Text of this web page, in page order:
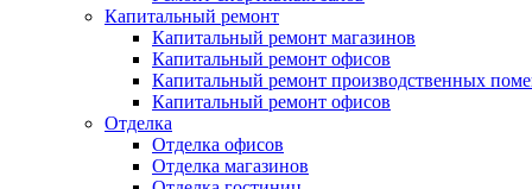
Капитальный ремонт
Капитальный ремонт магазинов
Капитальный ремонт офисов
Капитальный ремонт производственных
Капитальный ремонт офисов
Отделка
Отделка офисов
Отделка магазинов